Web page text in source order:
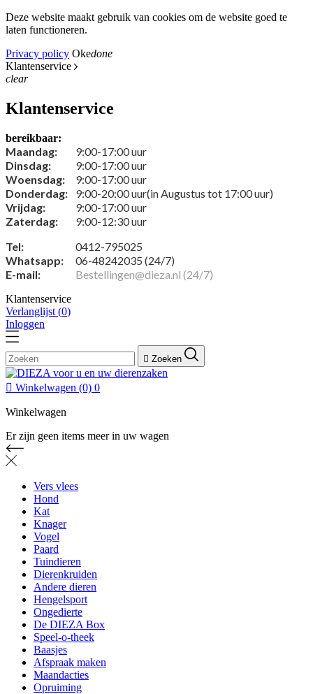
Deze website maakt gebruik van cookies om de website goed te
laten functioneren.
Privacy policy Okedone
Klantenservice
clear
Klantenservice
bereikbaar:
Maandag:
9:00-17:00 uur
Dinsdag:
9:00-17:00 uur
Woensdag:
9:00-17:00 uur
Donderdag:
9:00-20:00 uur(in Augustus tot 17:00 uur)
Vrijdag:
9:00-17:00 uur
Zaterdag:
9:00-12:30 uur
Tel:
0412-795025
Whatsapp:
06-48242035 (24/7)
E-mail:
Bestellingen@dieza.nl (24/7)
Klantenservice
Verlanglijst (0)
Inloggen
 Zoeken
 Winkelwagen (0) 0
Winkelwagen
Er zijn geen items meer in uw wagen
Vers vlees
Hond
Kat
Knager
Vogel
Paard
Tuindieren
Dierenkruiden
Andere dieren
Hengelsport
Ongedierte
De DIEZA Box
Speel-o-theek
Baasjes
Afspraak maken
Maandacties
Opruiming